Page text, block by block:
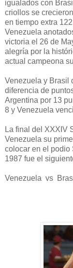
igualados con
criollos se
en tiempo extra
Venezuela
victoria el 26 de
alegría por la
actual campeona
Venezuela y Brasil
diferencia de
Argentina por 13
8 y Venezuela
La final del XXXIV
Venezuela su
colocar en el podio
1987 fue el
Venezuela vs